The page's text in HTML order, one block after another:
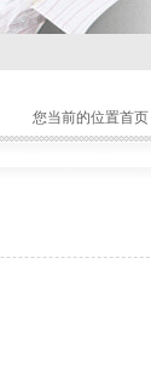
您当前的位置首页